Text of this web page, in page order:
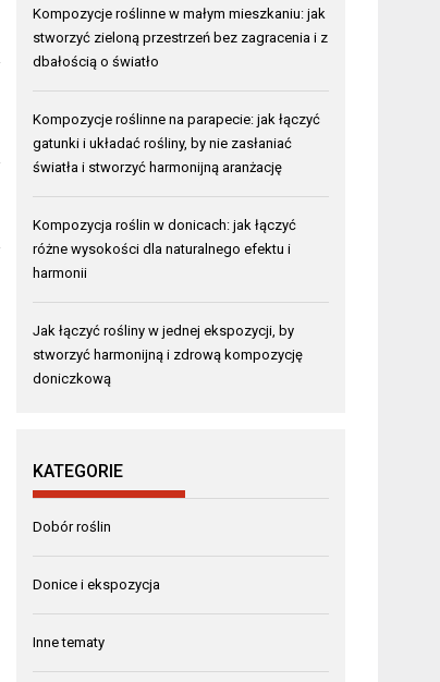
Kompozycje roślinne w małym mieszkaniu: jak
stworzyć zieloną przestrzeń bez zagracenia i z
dbałością o światło
Kompozycje roślinne na parapecie: jak łączyć
gatunki i układać rośliny, by nie zasłaniać
światła i stworzyć harmonijną aranżację
Kompozycja roślin w donicach: jak łączyć
różne wysokości dla naturalnego efektu i
harmonii
Jak łączyć rośliny w jednej ekspozycji, by
stworzyć harmonijną i zdrową kompozycję
doniczkową
KATEGORIE
Dobór roślin
Donice i ekspozycja
Inne tematy